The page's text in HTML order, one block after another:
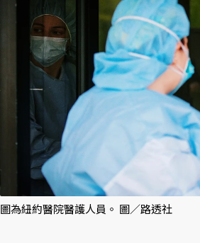
圖為紐約醫院醫護人員。 圖／路透社